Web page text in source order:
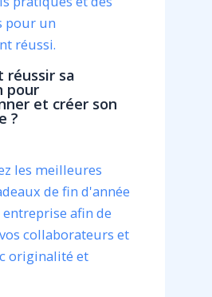
réussir sa
pour
et créer son
?